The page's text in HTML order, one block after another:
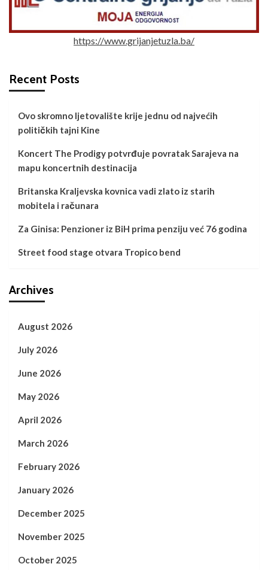
https://www.grijanjetuzla.ba/
Recent Posts
Ovo skromno ljetovalište krije jednu od najvećih
političkih tajni Kine
Koncert The Prodigy potvrđuje povratak Sarajeva na
mapu koncertnih destinacija
Britanska Kraljevska kovnica vadi zlato iz starih
mobitela i računara
Za Ginisa: Penzioner iz BiH prima penziju već 76 godina
Street food stage otvara Tropico bend
Archives
August 2026
July 2026
June 2026
May 2026
April 2026
March 2026
February 2026
January 2026
December 2025
November 2025
October 2025